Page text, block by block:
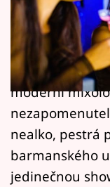
Horoskopy
Sledujte
Filmový
Pořady
Mámy sobě
Sedánky u
nudí? Zkuste
v jiném duchu.
moderní
nealko, pestrá
barmanského
jedinečnou